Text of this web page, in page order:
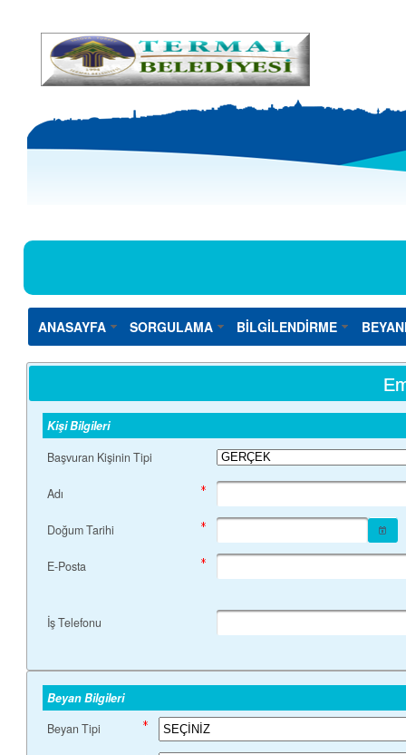
ANASAYFA SORGULAMA BİLGİLENDİRME
Kişi Bilgileri
Başvuran Kişinin Tipi
Adı
Doğum Tarihi
E-Posta
İş Telefonu
Beyan Bilgileri
Beyan Tipi